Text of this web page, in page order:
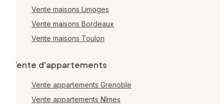
Vente maisons Limoges
Vente maisons Bordeaux
Vente maisons Toulon
Vente d'appartements
Vente appartements Grenoble
Vente appartements Nîmes